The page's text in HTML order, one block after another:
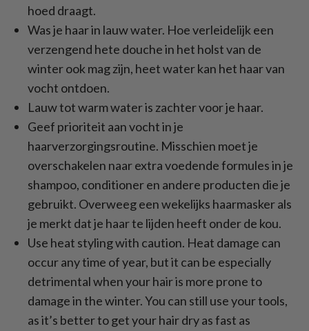
hoed draagt.
Was je haar in lauw water. Hoe verleidelijk een
verzengend hete douche in het holst van de
winter ook mag zijn, heet water kan het haar van
vocht ontdoen.
Lauw tot warm water is zachter voor je haar.
Geef prioriteit aan vocht in je
haarverzorgingsroutine. Misschien moet je
overschakelen naar extra voedende formules in je
shampoo, conditioner en andere producten die je
gebruikt. Overweeg een wekelijks haarmasker als
je merkt dat je haar te lijden heeft onder de kou.
Use heat styling with caution. Heat damage can
occur any time of year, but it can be especially
detrimental when your hair is more prone to
damage in the winter. You can still use your tools,
as it’s better to get your hair dry as fast as